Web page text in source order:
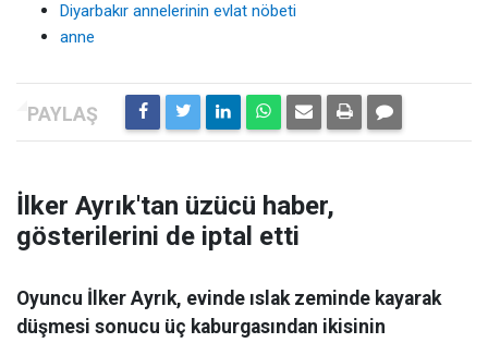
Diyarbakır annelerinin evlat nöbeti
anne
İlker Ayrık'tan üzücü haber,
gösterilerini de iptal etti
Oyuncu İlker Ayrık, evinde ıslak zeminde kayarak
düşmesi sonucu üç kaburgasından ikisinin